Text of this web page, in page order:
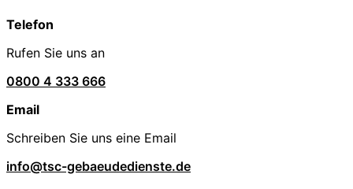
Telefon
Rufen Sie uns an
0800 4 333 666
Email
Schreiben Sie uns eine Email
info@tsc-gebaeudedienste.de